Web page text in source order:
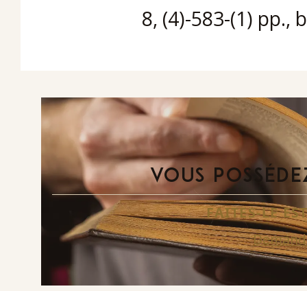
8, (4)-583-(1) pp.,
VOUS
FAITES-LE